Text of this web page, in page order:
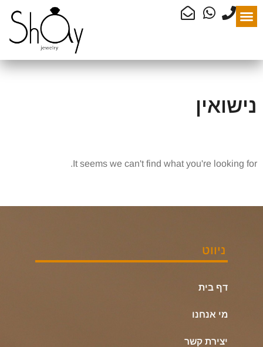
נישואין
It seems we can't find what you're looking for.
ניווט
דף בית
מי אנחנו
יצירת קשר